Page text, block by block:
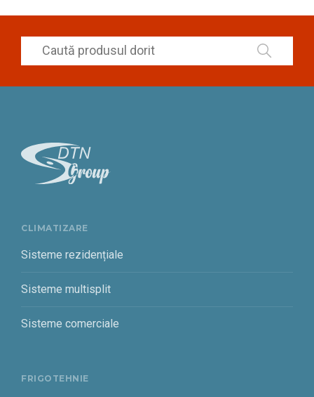
CLIMATIZARE
Sisteme rezidențiale
Sisteme multisplit
Sisteme comerciale
FRIGOTEHNIE